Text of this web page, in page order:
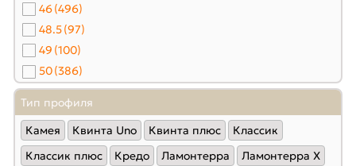
46(496)
48.5(97)
49 (100)
50(386)
54(101)
55(98)
59(99)
60(99)
Тип профиля
Камея
Квинта Uno Квинта плюс
Классик
Классик плюс
Кредо Ламонтерра
Ламонтерра X